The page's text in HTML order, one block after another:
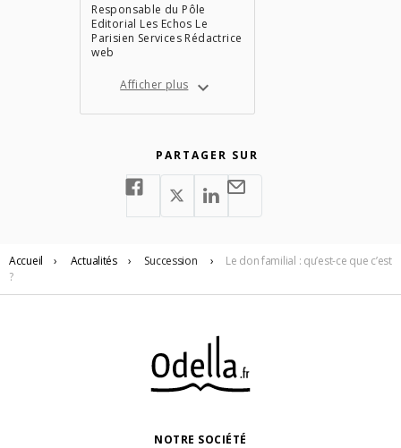
Responsable du Pôle
Editorial Les Echos Le
Parisien Services Rédactrice
web
Afficher plus
PARTAGER SUR
Accueil › Actualités › Succession ›
Le don familial : qu’est-ce que c’est
?
NOTRE SOCIÉTÉ